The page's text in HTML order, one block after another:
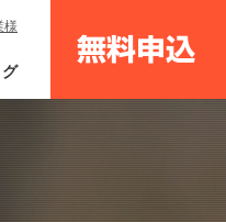
無料申込
様